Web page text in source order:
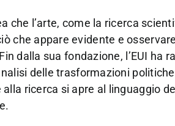
che l’arte, come la ricerca
che appare evidente e
dalla sua fondazione, l’EUI
delle trasformazioni
ricerca si apre al linguaggio